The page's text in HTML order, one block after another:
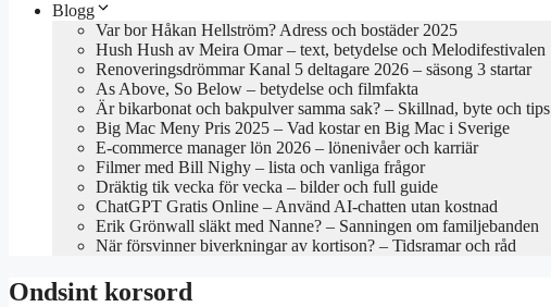
Blogg
Var bor Håkan Hellström? Adress och bostäder 2025
Hush Hush av Meira Omar – text, betydelse och Melodifestivalen
Renoveringsdrömmar Kanal 5 deltagare 2026 – säsong 3 startar
As Above, So Below – betydelse och filmfakta
Är bikarbonat och bakpulver samma sak? – Skillnad, byte och tips
Big Mac Meny Pris 2025 – Vad kostar en Big Mac i Sverige
E-commerce manager lön 2026 – lönenivåer och karriär
Filmer med Bill Nighy – lista och vanliga frågor
Dräktig tik vecka för vecka – bilder och full guide
ChatGPT Gratis Online – Använd AI-chatten utan kostnad
Erik Grönwall släkt med Nanne? – Sanningen om familjebanden
När försvinner biverkningar av kortison? – Tidsramar och råd
Ondsint korsord